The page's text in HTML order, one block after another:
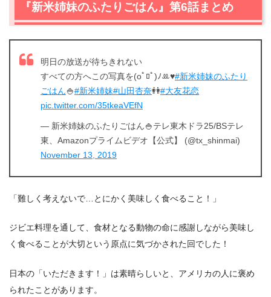
『新米姉妹のふたりごはん』第6話まとめ
明日の放送が待ちきれない
すべての方へこの写真を(oﾟﾛﾟ)ﾉꔛ♥#新米姉妹のふたり
ごはん🍚#新米姉妹#山田杏奈👭#大友花恋
pic.twitter.com/35tkeaVEfN
— 新米姉妹のふたりごはん🍚テレ東木ドラ25/BSテレ
東、Amazonプライムビデオ【公式】 (@tx_shinmai)
November 13, 2019
「難しく考えないで…とにかく美味しく食べること！」
ジビエ料理を通して、食材となる動物の命に感謝しながら美味し
く食べることが大切という原点に気づかされた回でした！
日本の「いただきます！」は素晴らしいと、アメリカの人に褒め
られたことがあります。